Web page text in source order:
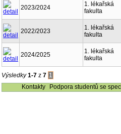
2023/2024
1. lékařská
fakulta
2022/2023
1. lékařská
fakulta
2024/2025
1. lékařská
fakulta
Výsledky1-7 z 7 1
Kontakty
Podpora studentů se